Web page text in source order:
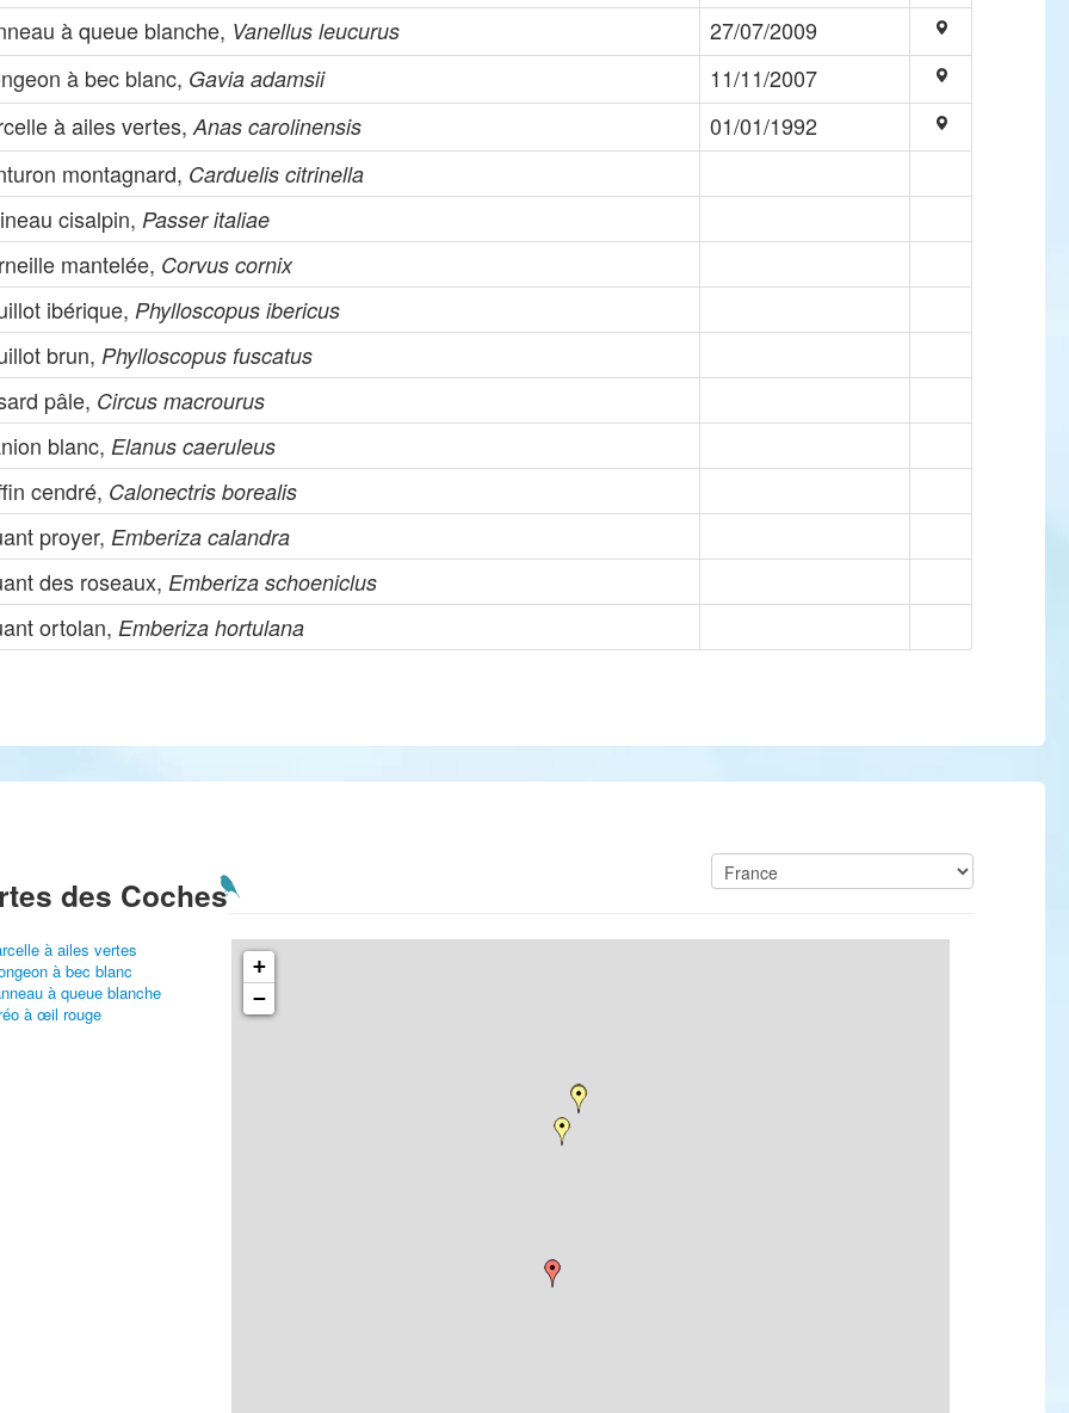
à queue blanche, Vanellus leucurus
27/07/2009
à bec blanc, Gavia adamsii
11/11/2007
à ailes vertes,Anas carolinensis
01/01/1992
montagnard, Carduelis citrinella
cisalpin,Passer italiae
mantelée, Corvus cornix
ibérique,Phylloscopus ibericus
brun,Phylloscopus fuscatus
pâle, Circus macrourus
blanc,Elanus caeruleus
cendré, Calonectris borealis
proyer,Emberiza calandra
des roseaux,Emberiza schoeniclus
ortolan,Emberiza hortulana
des Coches
à ailes vertes
à bec blanc
à queue blanche
à œil rouge
+
−